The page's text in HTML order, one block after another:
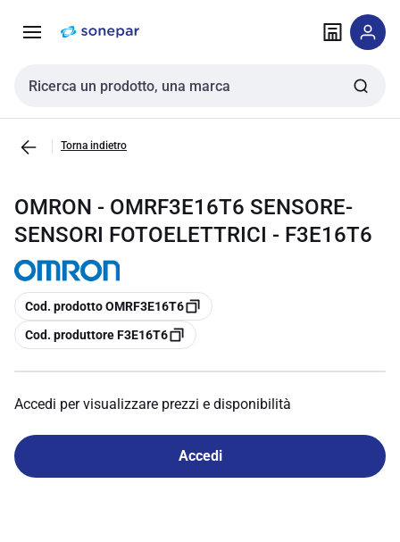
navigazione alla
Cerca input
Torna indietro
OMRON - OMRF3E16T6 SENSORE-
SENSORI FOTOELETTRICI - F3E16T6
copia
Cod. prodotto OMRF3E16T6
copia
Cod. produttore F3E16T6
Accedi per visualizzare prezzi e disponibilità
Accedi